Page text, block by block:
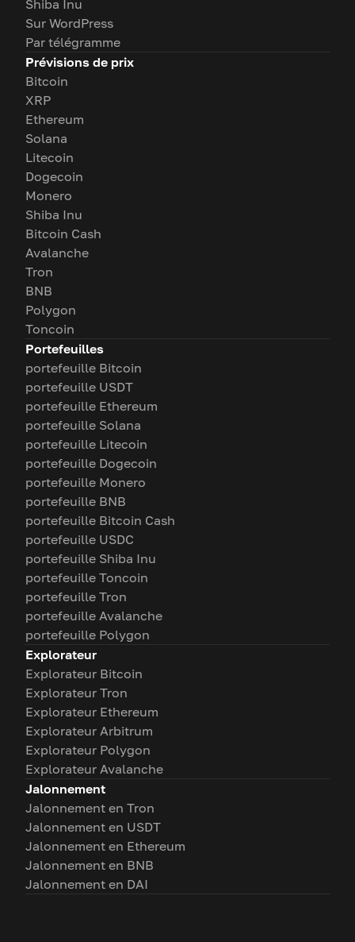
Shiba Inu
Sur WordPress
Par télégramme
Prévisions de prix
Bitcoin
XRP
Ethereum
Solana
Litecoin
Dogecoin
Monero
Shiba Inu
Bitcoin Cash
Avalanche
Tron
BNB
Polygon
Toncoin
Portefeuilles
portefeuille Bitcoin
portefeuille USDT
portefeuille Ethereum
portefeuille Solana
portefeuille Litecoin
portefeuille Dogecoin
portefeuille Monero
portefeuille BNB
portefeuille Bitcoin Cash
portefeuille USDC
portefeuille Shiba Inu
portefeuille Toncoin
portefeuille Tron
portefeuille Avalanche
portefeuille Polygon
Explorateur
Explorateur Bitcoin
Explorateur Tron
Explorateur Ethereum
Explorateur Arbitrum
Explorateur Polygon
Explorateur Avalanche
Jalonnement
Jalonnement en Tron
Jalonnement en USDT
Jalonnement en Ethereum
Jalonnement en BNB
Jalonnement en DAI